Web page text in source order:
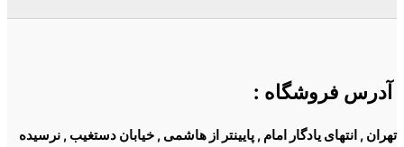
آدرس فروشگاه :
تهران , انتهای یادگار امام , پایینتر از هاشمی , خیابان دستغیب , نرسیده